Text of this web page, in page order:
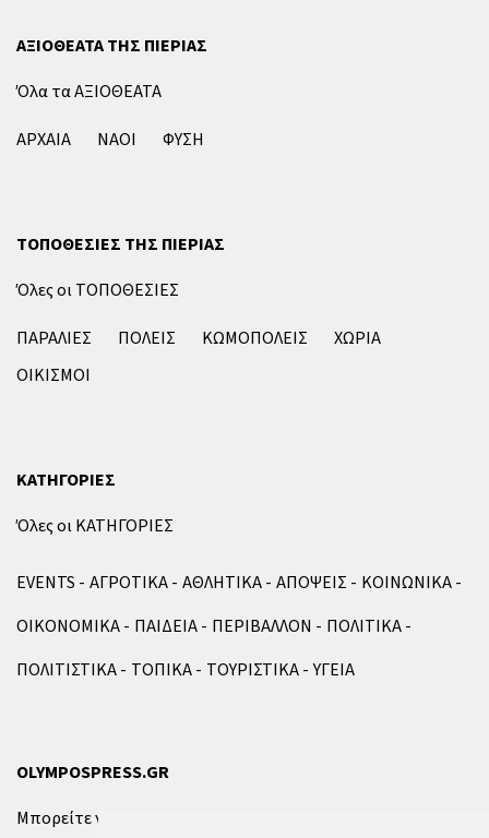
ΑΞΙΟΘΕΑΤΑ ΤΗΣ ΠΙΕΡΙΑΣ
Όλα τα ΑΞΙΟΘΕΑΤΑ
ΑΡΧΑΙΑ
ΝΑΟΙ ΦΥΣΗ
ΤΟΠΟΘΕΣΙΕΣ ΤΗΣ ΠΙΕΡΙΑΣ
Όλες οι ΤΟΠΟΘΕΣΙΕΣ
ΠΑΡΑΛΙΕΣ
ΠΟΛΕΙΣ ΚΩΜΟΠΟΛΕΙΣ
ΧΩΡΙΑ
ΟΙΚΙΣΜΟΙ
ΚΑΤΗΓΟΡΙΕΣ
Όλες οι ΚΑΤΗΓΟΡΙΕΣ
EVENTS ΑΓΡΟΤΙΚΑ ΑΘΛΗΤΙΚΑ ΑΠΟΨΕΙΣ
ΚΟΙΝΩΝΙΚΑ
ΟΙΚΟΝΟΜΙΚΑ
ΠΑΙΔΕΙΑ ΠΕΡΙΒΑΛΛΟΝ
ΠΟΛΙΤΙΚΑ
ΠΟΛΙΤΙΣΤΙΚΑ
ΤΟΠΙΚΑ ΤΟΥΡΙΣΤΙΚΑ ΥΓΕΙΑ
OLYMPOSPRESS.GR
Μπορείτε να επικοινωνήσετε μαζί μας μέσω της